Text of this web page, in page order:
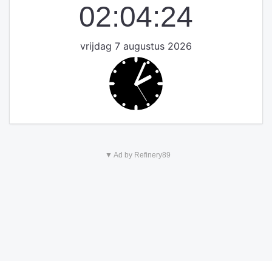
02:04:25
vrijdag 7 augustus 2026
▼ Ad by Refinery89